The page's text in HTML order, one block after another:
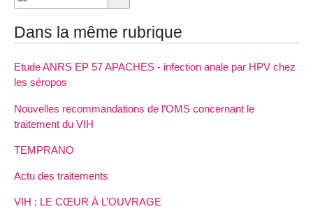
Dans la même rubrique
Etude ANRS EP 57 APACHES - infection anale par HPV chez
les séropos
Nouvelles recommandations de l’OMS concernant le
traitement du VIH
TEMPRANO
Actu des traitements
VIH : LE CŒUR À L’OUVRAGE